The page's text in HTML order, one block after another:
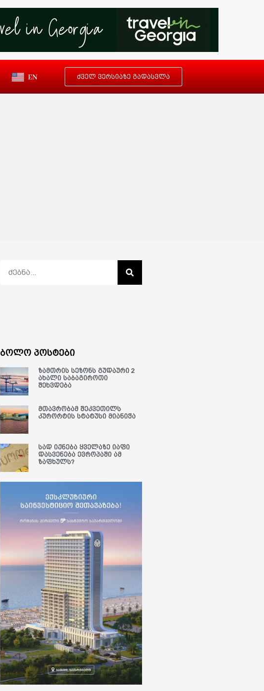
EN ძველ ვერსიაზე გადასვლა
ბოლო პოსტები
ზამთრის სეზონს გუდაური 2
ახალი საბაგიროთი
შეხვდება
მთავრობამ შეკვეთილს
კურორტის სტატუსი მიანიჭა
სად იქნება ყველაზე იაფი
დასვენება ევროპაში ამ
ზაფხულს?